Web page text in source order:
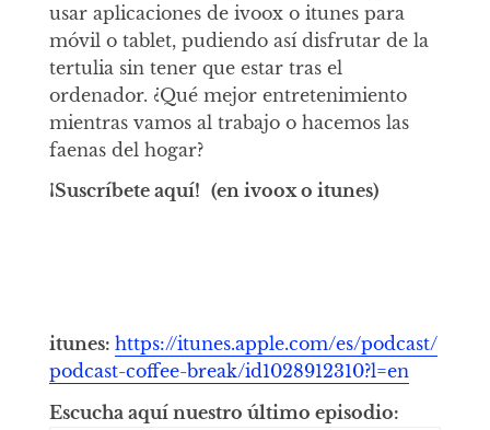
usar aplicaciones de ivoox o itunes para
móvil o tablet, pudiendo así disfrutar de la
tertulia sin tener que estar tras el
ordenador. ¿Qué mejor entretenimiento
mientras vamos al trabajo o hacemos las
faenas del hogar?
¡Suscríbete aquí! (en ivoox o itunes)
itunes: https://itunes.apple.com/es/podcast/
podcast-coffee-break/id1028912310?l=en
Escucha aquí nuestro último episodio: